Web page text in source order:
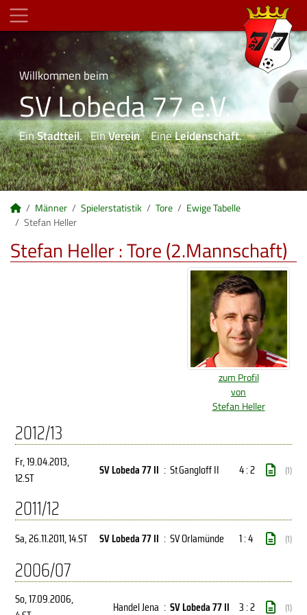
Willkommen beim
SV Lobeda 77 e.V.
EinStadtteil. EinVerein. EineLeidenschaft.
Männer Spielerstatistik Tore
Ewige Tabelle
Stefan Heller
Stefan Heller : Tore (2.Mannschaft)
zum Profil
von
Stefan Heller
2012/13
Fr, 19.04.2013,
12.ST
SV Lobeda 77 II : St.Gangloff II 4 : 2 (1)
2011/12
Sa, 26.11.2011, 14.ST SV Lobeda 77 II : SV Orlamünde 1 : 4 (1)
2006/07
So, 17.09.2006,
Handel Jena : SV Lobeda 77 II 3 : 2 (1)